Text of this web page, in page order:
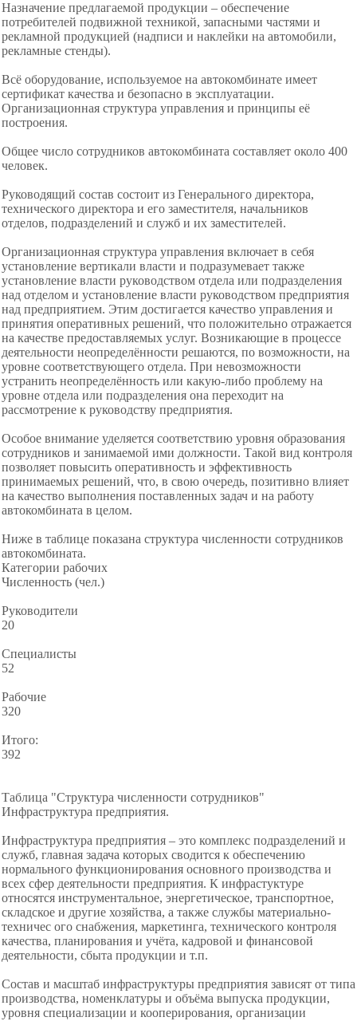
Назначение предлагаемой продукции – обеспечение
потребителей подвижной техникой, запасными частями и
рекламной продукцией (надписи и наклейки на автомобили,
рекламные стенды).
Всё оборудование, используемое на автокомбинате имеет
сертификат качества и безопасно в эксплуатации.
Организационная структура управления и принципы её
построения.
Общее число сотрудников автокомбината составляет около 400
человек.
Руководящий состав состоит из Генерального директора,
технического директора и его заместителя, начальников
отделов, подразделений и служб и их заместителей.
Организационная структура управления включает в себя
установление вертикали власти и подразумевает также
установление власти руководством отдела или подразделения
над отделом и установление власти руководством предприятия
над предприятием. Этим достигается качество управления и
принятия оперативных решений, что положительно отражается
на качестве предоставляемых услуг. Возникающие в процессе
деятельности неопределённости решаются, по возможности, на
уровне соответствующего отдела. При невозможности
устранить неопределённость или какую-либо проблему на
уровне отдела или подразделения она переходит на
рассмотрение к руководству предприятия.
Особое внимание уделяется соответствию уровня образования
сотрудников и занимаемой ими должности. Такой вид контроля
позволяет повысить оперативность и эффективность
принимаемых решений, что, в свою очередь, позитивно влияет
на качество выполнения поставленных задач и на работу
автокомбината в целом.
Ниже в таблице показана структура численности сотрудников
автокомбината.
Категории рабочих
Численность (чел.)
Руководители
20
Специалисты
52
Рабочие
320
Итого:
392
Таблица "Структура численности сотрудников"
Инфраструктура предприятия.
Инфраструктура предприятия – это комплекс подразделений и
служб, главная задача которых сводится к обеспечению
нормального функционирования основного производства и
всех сфер деятельности предприятия. К инфрастуктуре
относятся инструментальное, энергетическое, транспортное,
складское и другие хозяйства, а также службы материально-
техничес ого снабжения, маркетинга, технического контроля
качества, планирования и учёта, кадровой и финансовой
деятельности, сбыта продукции и т.п.
Состав и масштаб инфраструктуры предприятия зависят от типа
производства, номенклатуры и объёма выпуска продукции,
уровня специализации и кооперирования, организации